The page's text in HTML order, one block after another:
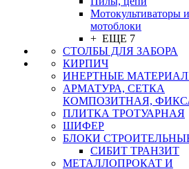
Мотокультиваторы и
мотоблоки
+ ЕЩЕ 7
СТОЛБЫ ДЛЯ ЗАБОРА
КИРПИЧ
ИНЕРТНЫЕ
АРМАТУРА, СЕТКА
КОМПОЗИТНАЯ,
ПЛИТКА ТРОТУАРНАЯ
ШИФЕР
БЛОКИ
СИБИТ ТРАНЗИТ
МЕТАЛЛОПРОКАТ И